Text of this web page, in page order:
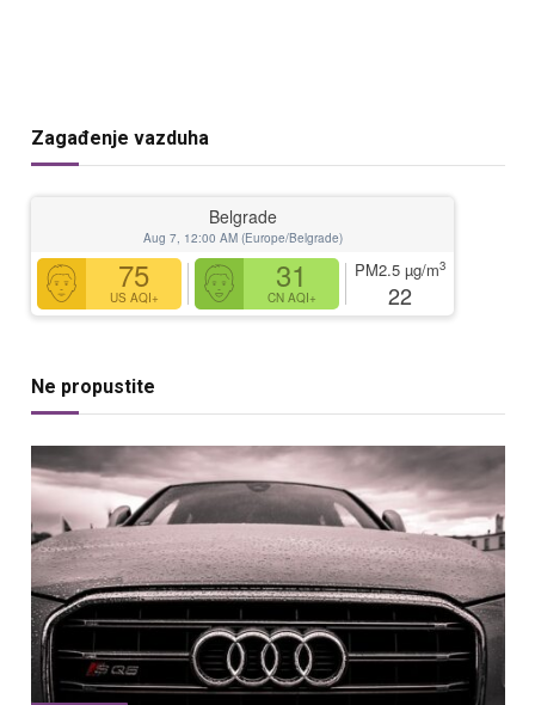
Zagađenje vazduha
Belgrade
Aug 7, 12:00 AM (Europe/Belgrade)
75
US AQI+
31
CN AQI+
PM2.5 µg/m3
22
Ne propustite